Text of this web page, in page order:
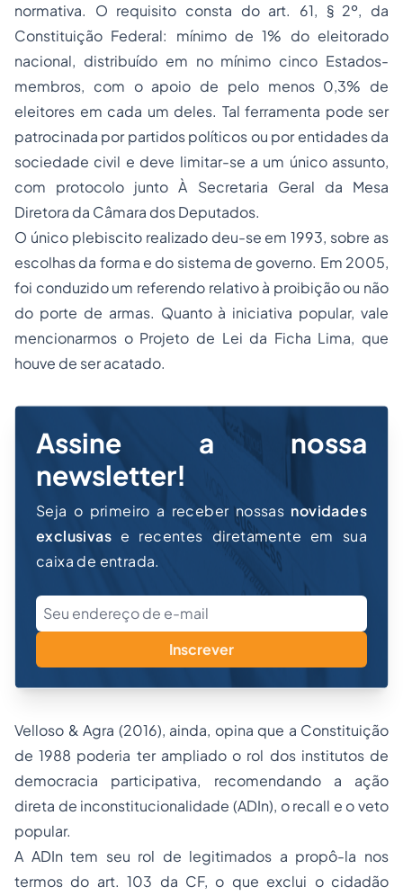
normativa. O requisito consta do art. 61, § 2º, da
Constituição Federal: mínimo de 1% do eleitorado
nacional, distribuído em no mínimo cinco Estados-
membros, com o apoio de pelo menos 0,3% de
eleitores em cada um deles. Tal ferramenta pode ser
patrocinada por partidos políticos ou por entidades da
sociedade civil e deve limitar-se a um único assunto,
com protocolo junto À Secretaria Geral da Mesa
Diretora da Câmara dos Deputados.
O único plebiscito realizado deu-se em 1993, sobre as
escolhas da forma e do sistema de governo. Em 2005,
foi conduzido um referendo relativo à proibição ou não
do porte de armas. Quanto à iniciativa popular, vale
mencionarmos o Projeto de Lei da Ficha Lima, que
houve de ser acatado.
Assine a nossa
newsletter!
Seja o primeiro a receber nossas novidades
exclusivas e recentes diretamente em sua
caixa de entrada.
Inscrever
Velloso & Agra (2016), ainda, opina que a Constituição
de 1988 poderia ter ampliado o rol dos institutos de
democracia participativa, recomendando a ação
direta de inconstitucionalidade (ADIn), o recall e o veto
popular.
A ADIn tem seu rol de legitimados a propô-la nos
termos do art. 103 da CF, o que exclui o cidadão